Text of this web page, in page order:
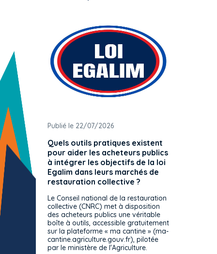
Publié le 22/07/2026
Quels outils pratiques existent
pour aider les acheteurs publics
à intégrer les objectifs de la loi
Egalim dans leurs marchés de
restauration collective ?
Le Conseil national de la restauration
collective (CNRC) met à disposition
des acheteurs publics une véritable
boîte à outils, accessible gratuitement
sur la plateforme « ma cantine » (ma-
cantine.agriculture.gouv.fr), pilotée
par le ministère de l'Agriculture.